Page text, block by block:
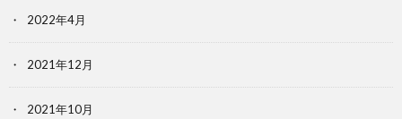
2022年4月
2021年12月
2021年10月